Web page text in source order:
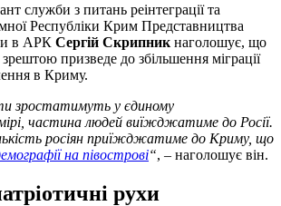
служби з питань реінтеграції та
Республіки Крим Представництва
в АРК Сергій Скрипник наголошує, що
зрештою призведе до збільшення міграції
в Криму.
зростатимуть у єдиному
частина людей виїжджатиме до Росії.
росіян приїжджатиме до Криму, що
на півострові“, – наголошує він.
рухи